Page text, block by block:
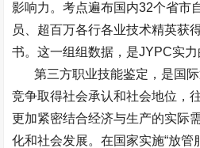
影响力。考点遍布国内32个省市
员、超百万各行各业技术精英获
书。这一组组数据，是JYPC实力
第三方职业技能鉴定，是国
竞争取得社会承认和社会地位，
更加紧密结合经济与生产的实际
化和社会发展。在国家实施“放管